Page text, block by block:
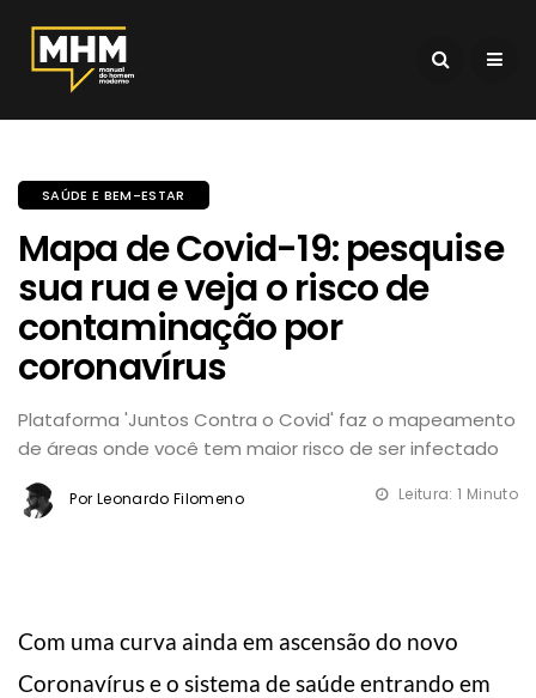
SAÚDE E BEM-ESTAR
Mapa de Covid-19: pesquise
sua rua e veja o risco de
contaminação por
coronavírus
Plataforma 'Juntos Contra o Covid' faz o mapeamento
de áreas onde você tem maior risco de ser infectado
Por Leonardo Filomeno Leitura: 1 Minuto
Com uma curva ainda em ascensão do novo
Coronavírus e o sistema de saúde entrando em